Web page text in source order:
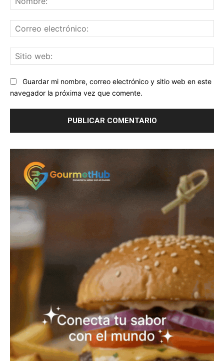
Guardar mi nombre, correo electrónico y sitio web en este
navegador la próxima vez que comente.